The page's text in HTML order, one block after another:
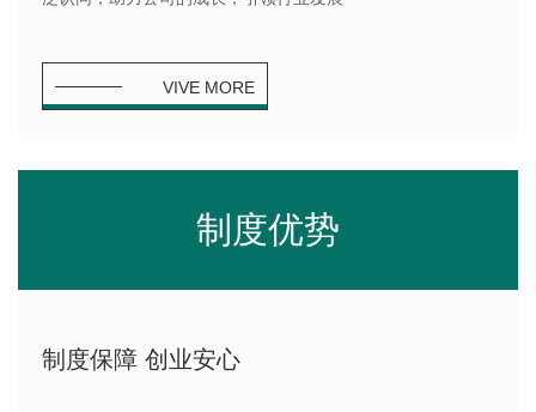
VIVE MORE
制度优势
制度保障 创业安心